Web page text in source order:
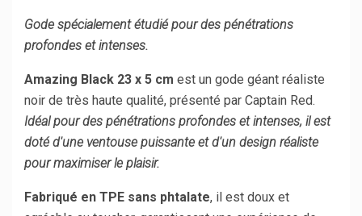
Gode spécialement étudié pour des pénétrations
profondes et intenses.
Amazing Black 23 x 5 cm est un gode géant réaliste
noir de très haute qualité, présenté par Captain Red.
Idéal pour des pénétrations profondes et intenses, il est
doté d'une ventouse puissante et d'un design réaliste
pour maximiser le plaisir.
Fabriqué en TPE sans phtalate, il est doux et